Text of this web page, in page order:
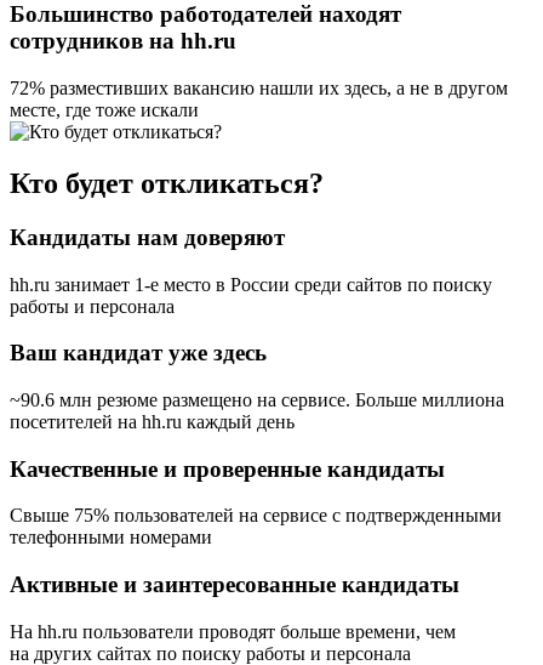
Большинство работодателей находят
сотрудников на hh.ru
72% разместивших вакансию нашли их здесь, а не в другом
месте, где тоже искали
Кто будет откликаться?
Кандидаты нам доверяют
hh.ru занимает 1-е место в России среди сайтов по поиску
работы и персонала
Ваш кандидат уже здесь
~90.6 млн резюме размещено на сервисе. Больше миллиона
посетителей на hh.ru каждый день
Качественные и проверенные кандидаты
Свыше 75% пользователей на сервисе с подтвержденными
телефонными номерами
Активные и заинтересованные кандидаты
На hh.ru пользователи проводят больше времени, чем
на других сайтах по поиску работы и персонала